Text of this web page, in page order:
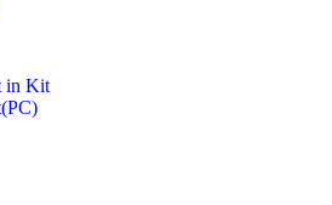
in Kit